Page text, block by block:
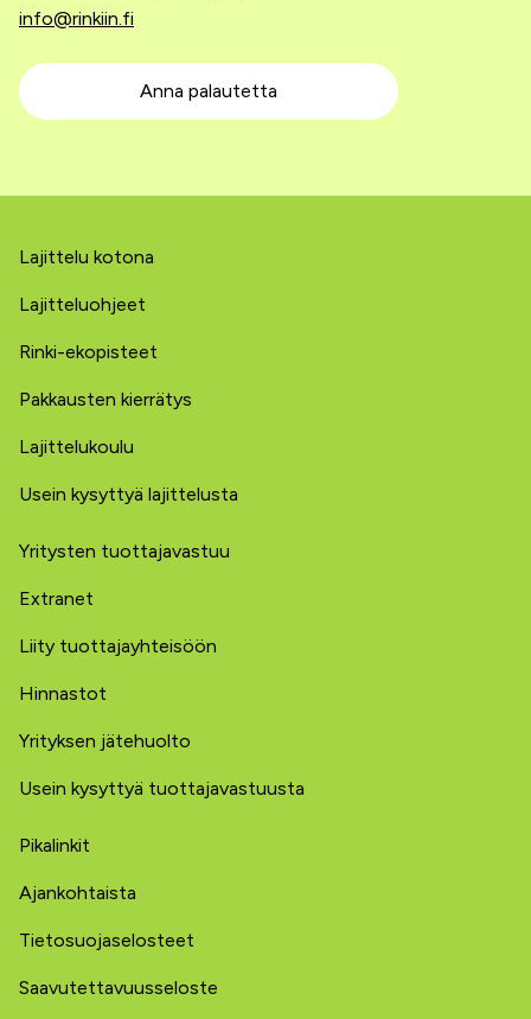
info@rinkiin.fi
Anna palautetta
Lajittelu kotona
Lajitteluohjeet
Rinki-ekopisteet
Pakkausten kierrätys
Lajittelukoulu
Usein kysyttyä lajittelusta
Yritysten tuottajavastuu
Extranet
Liity tuottajayhteisöön
Hinnastot
Yrityksen jätehuolto
Usein kysyttyä tuottajavastuusta
Pikalinkit
Ajankohtaista
Tietosuojaselosteet
Saavutettavuusseloste